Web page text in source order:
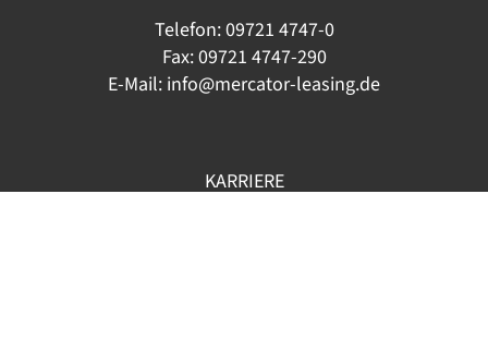
Telefon:09721 4747-0
Fax: 09721 4747-290
E-Mail: info@mercator-leasing.de
KARRIERE